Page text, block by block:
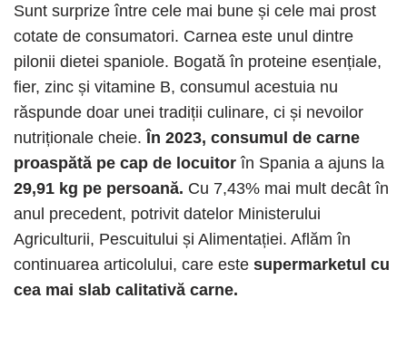
Sunt surprize între cele mai bune și cele mai prost
cotate de consumatori. Carnea este unul dintre
pilonii dietei spaniole. Bogată în proteine ​​esențiale,
fier, zinc și vitamine B, consumul acestuia nu
răspunde doar unei tradiții culinare, ci și nevoilor
nutriționale cheie.În 2023, consumul de carne
proaspătă pe cap de locuitor în Spania a ajuns la
29,91 kg pe persoană. Cu 7,43% mai mult decât în ​​
anul precedent, potrivit datelor Ministerului
Agriculturii, Pescuitului și Alimentației. Aflăm în
continuarea articolului, care este supermarketul cu
cea mai slab calitativă carne.